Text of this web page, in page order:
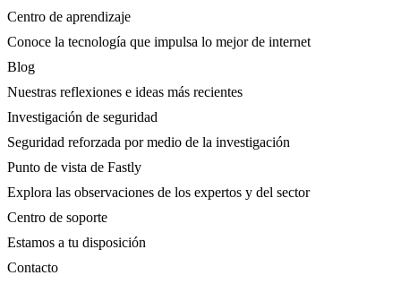
Centro de aprendizaje
Conoce la tecnología que impulsa lo mejor de internet
Blog
Nuestras reflexiones e ideas más recientes
Investigación de seguridad
Seguridad reforzada por medio de la investigación
Punto de vista de Fastly
Explora las observaciones de los expertos y del sector
Centro de soporte
Estamos a tu disposición
Contacto